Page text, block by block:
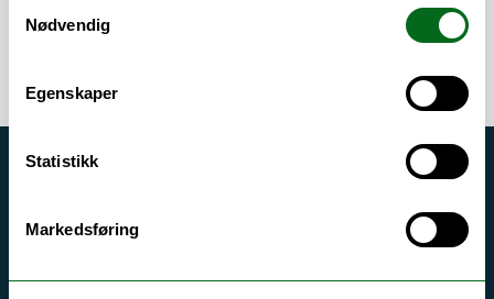
Nødvendig
Egenskaper
Statistikk
Markedsføring
Si ifra!